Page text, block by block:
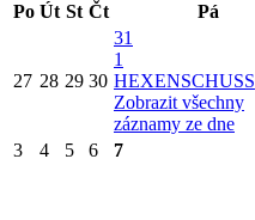
Po Út St Čt Pá
27 28 29 30
31
1
HEXENSCHUSS
Zobrazit všechny
záznamy ze dne
3 4 5 6 7